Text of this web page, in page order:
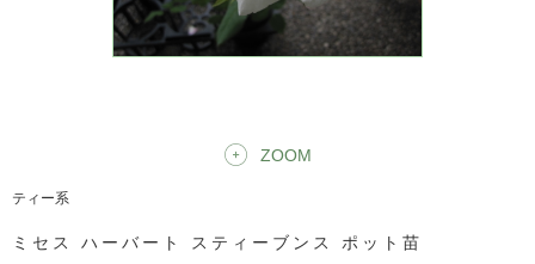
ZOOM
ティー系
ミセス ハーバート スティーブンス ポット苗